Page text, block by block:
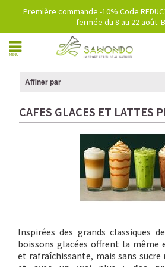
Première commande -10% Code
fermée du 8 au 22 août.
MENU
Affiner par
CAFES GLACES ET LATTES
Inspirées des grands classiques
boissons glacées offrent la même
et rafraîchissante, mais sans sucre